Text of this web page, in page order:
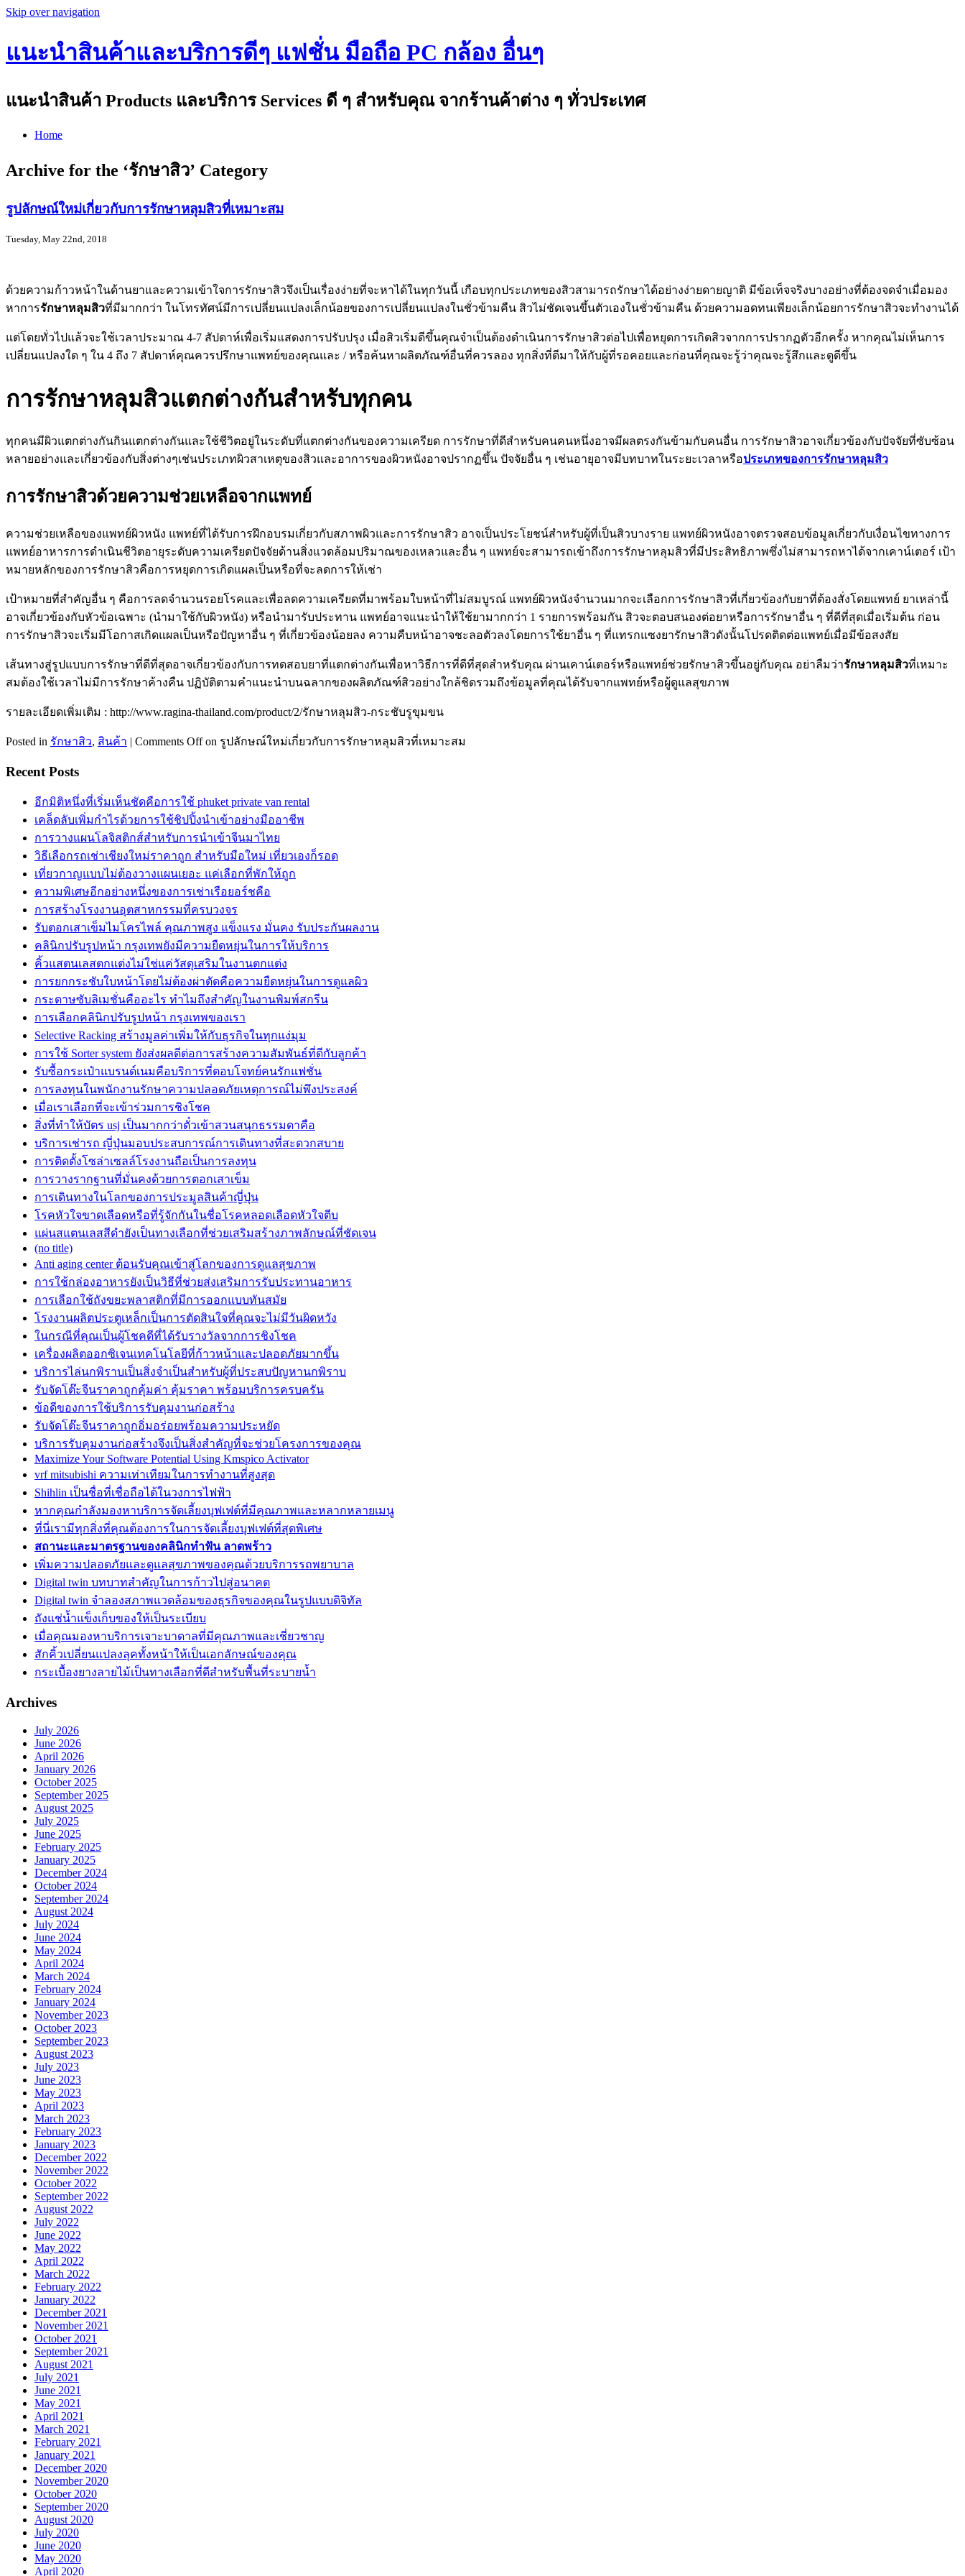
Skip over navigation
แนะนำสินค้าและบริการดีๆ แฟชั่น มือถือ PC กล้อง อื่นๆ
แนะนำสินค้า Products และบริการ Services ดี ๆ สำหรับคุณ จากร้านค้าต่าง ๆ ทั่วประเทศ
Home
Archive for the ‘รักษาสิว’ Category
รูปลักษณ์ใหม่เกี่ยวกับการรักษาหลุมสิวที่เหมาะสม
Tuesday, May 22nd, 2018
ด้วยความก้าวหน้าในด้านยาและความเข้าใจการรักษาสิวจึงเป็นเรื่องง่ายที่จะหาได้ในทุกวันนี้ เกือบทุกประเภทของสิวสามารถรักษาได้อย่างง่ายดายญาติ มีข้อเท็จจริงบางอย่างที่ต้องจดจำเมื่อมอง
หาการรักษาหลุมสิวที่มีมากกว่า ในโทรทัศน์มีการเปลี่ยนแปลงเล็กน้อยของการเปลี่ยนแปลงในชั่วข้ามคืน สิวไม่ชัดเจนขึ้นตัวเองในชั่วข้ามคืน ด้วยความอดทนเพียงเล็กน้อยการรักษาสิวจะทำงานได้
แต่โดยทั่วไปแล้วจะใช้เวลาประมาณ 4-7 สัปดาห์เพื่อเริ่มแสดงการปรับปรุง เมื่อสิวเริ่มดีขึ้นคุณจำเป็นต้องดำเนินการรักษาสิวต่อไปเพื่อหยุดการเกิดสิวจากการปรากฏตัวอีกครั้ง หากคุณไม่เห็นการ
เปลี่ยนแปลงใด ๆ ใน 4 ถึง 7 สัปดาห์คุณควรปรึกษาแพทย์ของคุณและ / หรือค้นหาผลิตภัณฑ์อื่นที่ควรลอง ทุกสิ่งที่ดีมาให้กับผู้ที่รอคอยและก่อนที่คุณจะรู้ว่าคุณจะรู้สึกและดูดีขึ้น
การรักษาหลุมสิวแตกต่างกันสำหรับทุกคน
ทุกคนมีผิวแตกต่างกันกินแตกต่างกันและใช้ชีวิตอยู่ในระดับที่แตกต่างกันของความเครียด การรักษาที่ดีสำหรับคนคนหนึ่งอาจมีผลตรงกันข้ามกับคนอื่น การรักษาสิวอาจเกี่ยวข้องกับปัจจัยที่ซับซ้อน
หลายอย่างและเกี่ยวข้องกับสิ่งต่างๆเช่นประเภทผิวสาเหตุของสิวและอาการของผิวหนังอาจปรากฏขึ้น ปัจจัยอื่น ๆ เช่นอายุอาจมีบทบาทในระยะเวลาหรือประเภทของการรักษาหลุมสิว
การรักษาสิวด้วยความช่วยเหลือจากแพทย์
ความช่วยเหลือของแพทย์ผิวหนัง แพทย์ที่ได้รับการฝึกอบรมเกี่ยวกับสภาพผิวและการรักษาสิว อาจเป็นประโยชน์สำหรับผู้ที่เป็นสิวบางราย แพทย์ผิวหนังอาจตรวจสอบข้อมูลเกี่ยวกับเงื่อนไขทางการ
แพทย์อาหารการดำเนินชีวิตอายุระดับความเครียดปัจจัยด้านสิ่งแวดล้อมปริมาณของเหลวและอื่น ๆ แพทย์จะสามารถเข้าถึงการรักษาหลุมสิวที่มีประสิทธิภาพซึ่งไม่สามารถหาได้จากเคาน์เตอร์ เป้า
หมายหลักของการรักษาสิวคือการหยุดการเกิดแผลเป็นหรือที่จะลดการให้เช่า
เป้าหมายที่สำคัญอื่น ๆ คือการลดจำนวนรอยโรคและเพื่อลดความเครียดที่มาพร้อมใบหน้าที่ไม่สมบูรณ์ แพทย์ผิวหนังจำนวนมากจะเลือกการรักษาสิวที่เกี่ยวข้องกับยาที่ต้องสั่งโดยแพทย์ ยาเหล่านี้
อาจเกี่ยวข้องกับหัวข้อเฉพาะ (นำมาใช้กับผิวหนัง) หรือนำมารับประทาน แพทย์อาจแนะนำให้ใช้ยามากกว่า 1 รายการพร้อมกัน สิวจะตอบสนองต่อยาหรือการรักษาอื่น ๆ ที่ดีที่สุดเมื่อเริ่มต้น ก่อน
การรักษาสิวจะเริ่มมีโอกาสเกิดแผลเป็นหรือปัญหาอื่น ๆ ที่เกี่ยวข้องน้อยลง ความคืบหน้าอาจชะลอตัวลงโดยการใช้ยาอื่น ๆ ที่แทรกแซงยารักษาสิวดังนั้นโปรดติดต่อแพทย์เมื่อมีข้อสงสัย
เส้นทางสู่รูปแบบการรักษาที่ดีที่สุดอาจเกี่ยวข้องกับการทดสอบยาที่แตกต่างกันเพื่อหาวิธีการที่ดีที่สุดสำหรับคุณ ผ่านเคาน์เตอร์หรือแพทย์ช่วยรักษาสิวขึ้นอยู่กับคุณ อย่าลืมว่ารักษาหลุมสิวที่เหมาะ
สมต้องใช้เวลาไม่มีการรักษาค้างคืน ปฏิบัติตามคำแนะนำบนฉลากของผลิตภัณฑ์สิวอย่างใกล้ชิดรวมถึงข้อมูลที่คุณได้รับจากแพทย์หรือผู้ดูแลสุขภาพ
รายละเอียดเพิ่มเติม : http://www.ragina-thailand.com/product/2/รักษาหลุมสิว-กระชับรูขุมขน
Posted in รักษาสิว, สินค้า | Comments Offon รูปลักษณ์ใหม่เกี่ยวกับการรักษาหลุมสิวที่เหมาะสม
Recent Posts
อีกมิติหนึ่งที่เริ่มเห็นชัดคือการใช้ phuket private van rental
เคล็ดลับเพิ่มกำไรด้วยการใช้ชิปปิ้งนำเข้าอย่างมืออาชีพ
การวางแผนโลจิสติกส์สำหรับการนำเข้าจีนมาไทย
วิธีเลือกรถเช่าเชียงใหม่ราคาถูก สำหรับมือใหม่ เที่ยวเองก็รอด
เที่ยวกาญแบบไม่ต้องวางแผนเยอะ แค่เลือกที่พักให้ถูก
ความพิเศษอีกอย่างหนึ่งของการเช่าเรือยอร์ชคือ
การสร้างโรงงานอุตสาหกรรมที่ครบวงจร
รับตอกเสาเข็มไมโครไพล์ คุณภาพสูง แข็งแรง มั่นคง รับประกันผลงาน
คลินิกปรับรูปหน้า กรุงเทพยังมีความยืดหยุ่นในการให้บริการ
คิ้วแสตนเลสตกแต่งไม่ใช่แค่วัสดุเสริมในงานตกแต่ง
การยกกระชับใบหน้าโดยไม่ต้องผ่าตัดคือความยืดหยุ่นในการดูแลผิว
กระดาษซับลิเมชั่นคืออะไร ทำไมถึงสำคัญในงานพิมพ์สกรีน
การเลือกคลินิกปรับรูปหน้า กรุงเทพของเรา
Selective Racking สร้างมูลค่าเพิ่มให้กับธุรกิจในทุกแง่มุม
การใช้ Sorter system ยังส่งผลดีต่อการสร้างความสัมพันธ์ที่ดีกับลูกค้า
รับซื้อกระเป๋าแบรนด์เนมคือบริการที่ตอบโจทย์คนรักแฟชั่น
การลงทุนในพนักงานรักษาความปลอดภัยเหตุการณ์ไม่พึงประสงค์
เมื่อเราเลือกที่จะเข้าร่วมการชิงโชค
สิ่งที่ทำให้บัตร usj เป็นมากกว่าตั๋วเข้าสวนสนุกธรรมดาคือ
บริการเช่ารถ ญี่ปุ่นมอบประสบการณ์การเดินทางที่สะดวกสบาย
การติดตั้งโซล่าเซลล์โรงงานถือเป็นการลงทุน
การวางรากฐานที่มั่นคงด้วยการตอกเสาเข็ม
การเดินทางในโลกของการประมูลสินค้าญี่ปุ่น
โรคหัวใจขาดเลือดหรือที่รู้จักกันในชื่อโรคหลอดเลือดหัวใจตีบ
แผ่นสแตนเลสสีดำยังเป็นทางเลือกที่ช่วยเสริมสร้างภาพลักษณ์ที่ชัดเจน
(no title)
Anti aging center ต้อนรับคุณเข้าสู่โลกของการดูแลสุขภาพ
การใช้กล่องอาหารยังเป็นวิธีที่ช่วยส่งเสริมการรับประทานอาหาร
การเลือกใช้ถังขยะพลาสติกที่มีการออกแบบทันสมัย
โรงงานผลิตประตูเหล็กเป็นการตัดสินใจที่คุณจะไม่มีวันผิดหวัง
ในกรณีที่คุณเป็นผู้โชคดีที่ได้รับรางวัลจากการชิงโชค
เครื่องผลิตออกซิเจนเทคโนโลยีที่ก้าวหน้าและปลอดภัยมากขึ้น
บริการไล่นกพิราบเป็นสิ่งจำเป็นสำหรับผู้ที่ประสบปัญหานกพิราบ
รับจัดโต๊ะจีนราคาถูกคุ้มค่า คุ้มราคา พร้อมบริการครบครัน
ข้อดีของการใช้บริการรับคุมงานก่อสร้าง
รับจัดโต๊ะจีนราคาถูกอิ่มอร่อยพร้อมความประหยัด
บริการรับคุมงานก่อสร้างจึงเป็นสิ่งสำคัญที่จะช่วยโครงการของคุณ
Maximize Your Software Potential Using Kmspico Activator
vrf mitsubishi ความเท่าเทียมในการทำงานที่สูงสุด
Shihlin เป็นชื่อที่เชื่อถือได้ในวงการไฟฟ้า
หากคุณกำลังมองหาบริการจัดเลี้ยงบุฟเฟต์ที่มีคุณภาพและหลากหลายเมนู
ที่นี่เรามีทุกสิ่งที่คุณต้องการในการจัดเลี้ยงบุฟเฟต์ที่สุดพิเศษ
สถานะและมาตรฐานของคลินิกทำฟัน ลาดพร้าว
เพิ่มความปลอดภัยและดูแลสุขภาพของคุณด้วยบริการรถพยาบาล
Digital twin บทบาทสำคัญในการก้าวไปสู่อนาคต
Digital twin จำลองสภาพแวดล้อมของธุรกิจของคุณในรูปแบบดิจิทัล
ถังแช่น้ำแข็งเก็บของให้เป็นระเบียบ
เมื่อคุณมองหาบริการเจาะบาดาลที่มีคุณภาพและเชี่ยวชาญ
สักคิ้วเปลี่ยนแปลงลุคทั้งหน้าให้เป็นเอกลักษณ์ของคุณ
กระเบื้องยางลายไม้เป็นทางเลือกที่ดีสำหรับพื้นที่ระบายน้ำ
Archives
July 2026
June 2026
April 2026
January 2026
October 2025
September 2025
August 2025
July 2025
June 2025
February 2025
January 2025
December 2024
October 2024
September 2024
August 2024
July 2024
June 2024
May 2024
April 2024
March 2024
February 2024
January 2024
November 2023
October 2023
September 2023
August 2023
July 2023
June 2023
May 2023
April 2023
March 2023
February 2023
January 2023
December 2022
November 2022
October 2022
September 2022
August 2022
July 2022
June 2022
May 2022
April 2022
March 2022
February 2022
January 2022
December 2021
November 2021
October 2021
September 2021
August 2021
July 2021
June 2021
May 2021
April 2021
March 2021
February 2021
January 2021
December 2020
November 2020
October 2020
September 2020
August 2020
July 2020
June 2020
May 2020
April 2020